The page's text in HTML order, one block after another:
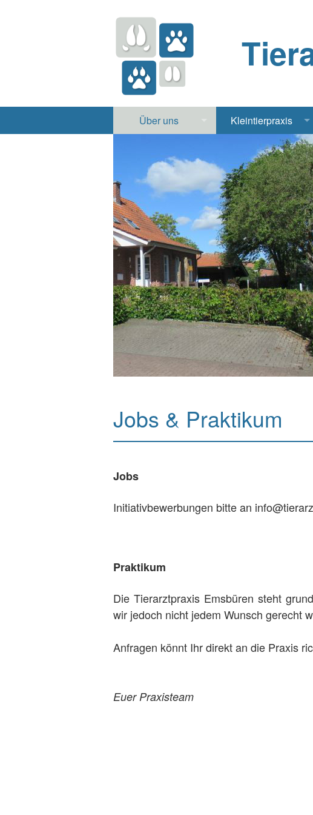
Über uns
Apotheke
Notdienst
Jobs & Praktikum
Kleintierpraxis
Hund, Katze
Heimtiere
Röntgen Ultraschall
Jobs & Praktikum
Jobs
Initiativbewerbungen bitte an
Praktikum
Die Tierarztpraxis Emsbüren steht
wir jedoch nicht jedem Wunsch gerecht
Anfragen könnt Ihr direkt an die Praxis
Euer Praxisteam